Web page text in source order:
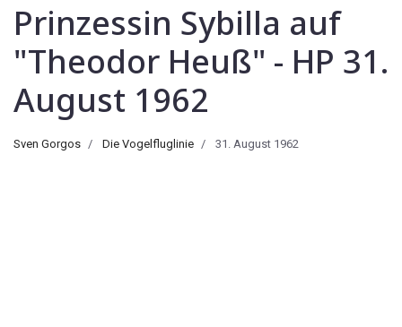
Prinzessin Sybilla auf
"Theodor Heuß" - HP 31.
August 1962
Sven Gorgos Die Vogelfluglinie 31. August 1962